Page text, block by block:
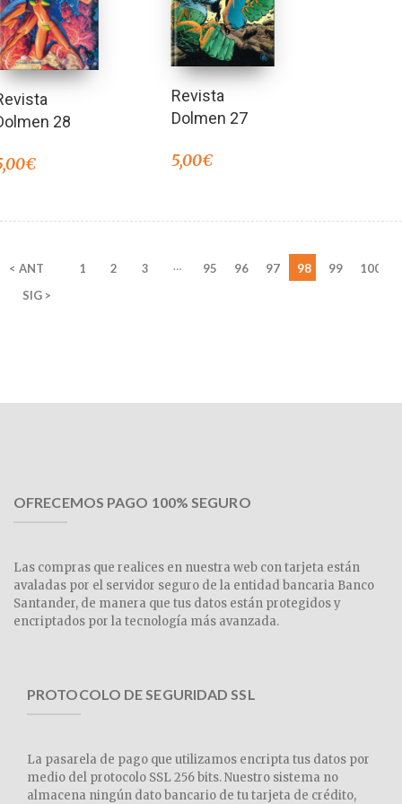
28
€
Revista
Dolmen 27
5,00€
< ANT 1 2 3 … 95 96 97 98 99
100
SIG >
OFRECEMOS PAGO 100% SEGURO
Las compras que realices en nuestra web con tarjeta están
avaladas por el servidor seguro de la entidad bancaria Banco
Santander, de manera que tus datos están protegidos y
encriptados por la tecnología más avanzada.
PROTOCOLO DE SEGURIDAD SSL
La pasarela de pago que utilizamos encripta tus datos por
medio del protocolo SSL 256 bits. Nuestro sistema no
almacena ningún dato bancario de tu tarjeta de crédito,